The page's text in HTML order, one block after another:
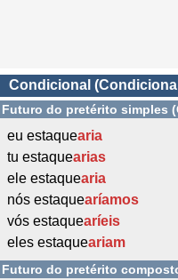
Condicional
Futuro do pretérito simples
eu estaquearia
tu estaquearias
ele estaquearia
nós estaquearíamos
vós estaquearíeis
eles estaqueariam
Futuro do pretérito